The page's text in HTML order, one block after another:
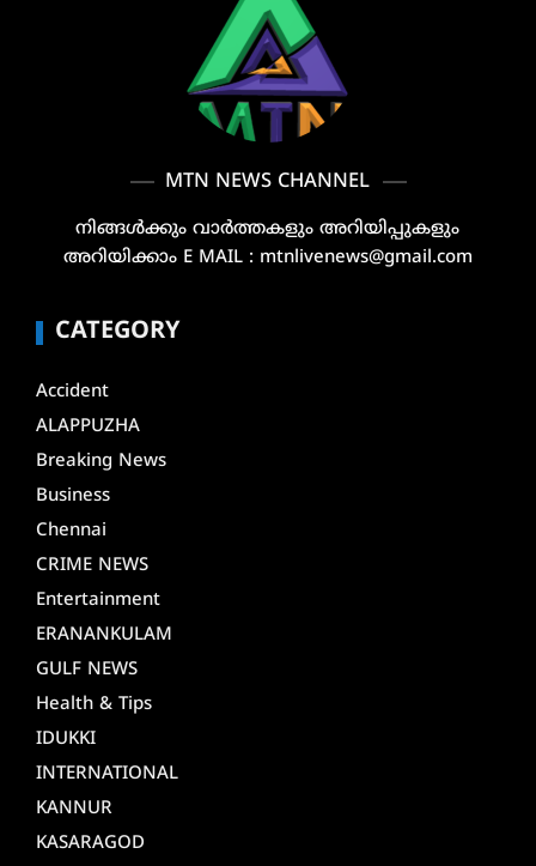
MTN NEWS CHANNEL
നിങ്ങൾക്കും വാർത്തകളും അറിയിപ്പുകളും
അറിയിക്കാം E MAIL : mtnlivenews@gmail.com
CATEGORY
Accident
ALAPPUZHA
Breaking News
Business
Chennai
CRIME NEWS
Entertainment
ERANANKULAM
GULF NEWS
Health & Tips
IDUKKI
INTERNATIONAL
KANNUR
KASARAGOD